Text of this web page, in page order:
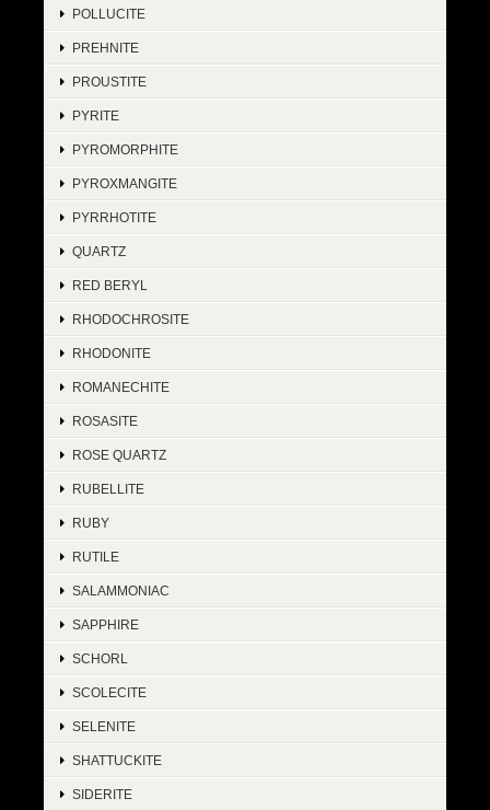
POLLUCITE
PREHNITE
PROUSTITE
PYRITE
PYROMORPHITE
PYROXMANGITE
PYRRHOTITE
QUARTZ
RED BERYL
RHODOCHROSITE
RHODONITE
ROMANECHITE
ROSASITE
ROSE QUARTZ
RUBELLITE
RUBY
RUTILE
SALAMMONIAC
SAPPHIRE
SCHORL
SCOLECITE
SELENITE
SHATTUCKITE
SIDERITE